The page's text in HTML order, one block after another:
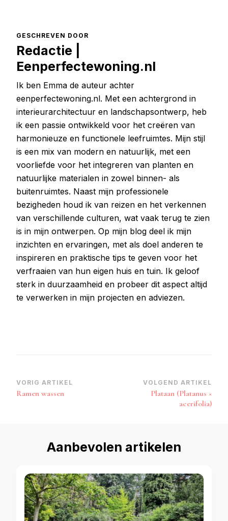
GESCHREVEN DOOR
Redactie |
Eenperfectewoning.nl
Ik ben Emma de auteur achter
eenperfectewoning.nl. Met een achtergrond in
interieurarchitectuur en landschapsontwerp, heb
ik een passie ontwikkeld voor het creëren van
harmonieuze en functionele leefruimtes. Mijn stijl
is een mix van modern en natuurlijk, met een
voorliefde voor het integreren van planten en
natuurlijke materialen in zowel binnen- als
buitenruimtes. Naast mijn professionele
bezigheden houd ik van reizen en het verkennen
van verschillende culturen, wat vaak terug te zien
is in mijn ontwerpen. Op mijn blog deel ik mijn
inzichten en ervaringen, met als doel anderen te
inspireren en praktische tips te geven voor het
verfraaien van hun eigen huis en tuin. Ik geloof
sterk in duurzaamheid en probeer dit aspect altijd
te verwerken in mijn projecten en adviezen.
Bericht
navigatie
VORIG ARTIKEL
Ramen wassen
VOLGEND ARTIKEL
Plataan (Platanus ×
acerifolia)
Aanbevolen artikelen